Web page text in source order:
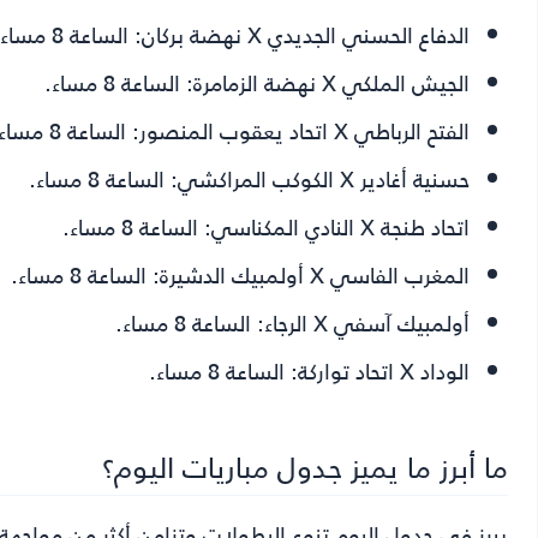
الدفاع الحسني الجديدي X نهضة بركان:
الساعة 8 مساء.
الجيش الملكي X نهضة الزمامرة:
الساعة 8 مساء.
الفتح الرباطي X اتحاد يعقوب المنصور:
الساعة 8 مساء.
حسنية أغادير X الكوكب المراكشي:
الساعة 8 مساء.
اتحاد طنجة X النادي المكناسي:
الساعة 8 مساء.
المغرب الفاسي X أولمبيك الدشيرة:
الساعة 8 مساء.
أولمبيك آسفي X الرجاء:
الساعة 8 مساء.
الوداد X اتحاد تواركة:
الساعة 8 مساء.
ما أبرز ما يميز جدول مباريات اليوم؟